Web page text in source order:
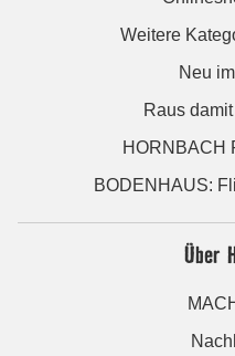
Weitere
Neu
Raus
HORNBACH
BODENHAUS:
Über